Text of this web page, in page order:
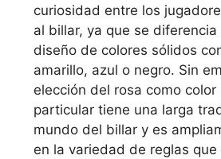
curiosidad entre los
al billar, ya que se
diseño de colores sólidos
amarillo, azul o negro. Sin
elección del rosa como
particular tiene una larga
mundo del billar y es
en la variedad de reglas que